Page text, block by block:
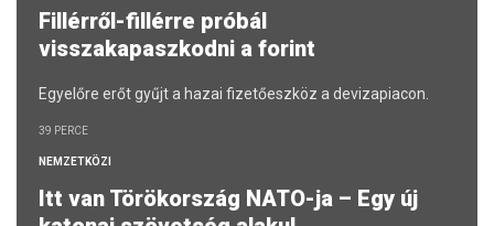
Fillérről-fillérre próbál
visszakapaszkodni a forint
Egyelőre erőt gyűjt a hazai fizetőeszköz a devizapiacon.
39 PERCE
NEMZETKÖZI
Itt van Törökország NATO-ja – Egy új